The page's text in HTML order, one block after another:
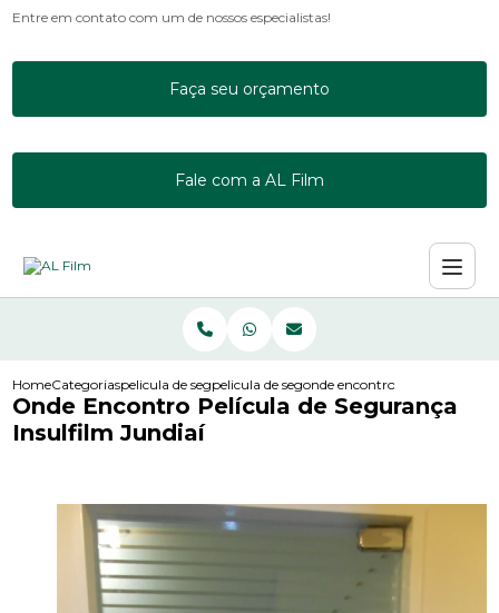
Entre em contato com um de nossos especialistas!
Faça seu orçamento
Fale com a AL Film
HomeCategoriaspelicula de segurancapelicula de seguranca de vidro para empresa
onde encontro pelicula de
Onde Encontro Película de Segurança
Insulfilm Jundiaí